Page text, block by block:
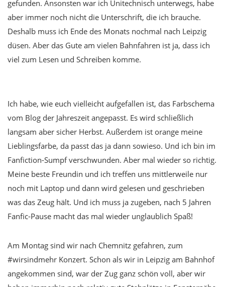
gefunden. Ansonsten war ich Unitechnisch unterwegs, habe
aber immer noch nicht die Unterschrift, die ich brauche.
Deshalb muss ich Ende des Monats nochmal nach Leipzig
düsen. Aber das Gute am vielen Bahnfahren ist ja, dass ich
viel zum Lesen und Schreiben komme.
Ich habe, wie euch vielleicht aufgefallen ist, das Farbschema
vom Blog der Jahreszeit angepasst. Es wird schließlich
langsam aber sicher Herbst. Außerdem ist orange meine
Lieblingsfarbe, da passt das ja dann sowieso. Und ich bin im
Fanfiction-Sumpf verschwunden. Aber mal wieder so richtig.
Meine beste Freundin und ich treffen uns mittlerweile nur
noch mit Laptop und dann wird gelesen und geschrieben
was das Zeug hält. Und ich muss ja zugeben, nach 5 Jahren
Fanfic-Pause macht das mal wieder unglaublich Spaß!
Am Montag sind wir nach Chemnitz gefahren, zum
#wirsindmehr Konzert. Schon als wir in Leipzig am Bahnhof
angekommen sind, war der Zug ganz schön voll, aber wir